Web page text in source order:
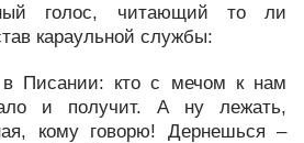
голос, читающий то ли
караульной службы:
Писании: кто с мечом к нам
и получит. А ну лежать,
кому говорю! Дернешься –